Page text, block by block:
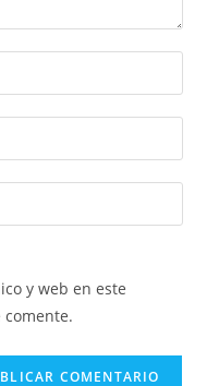
y web en este